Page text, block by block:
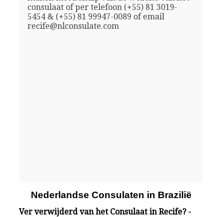
consulaat of per telefoon (+55) 81 3019-
5454 & (+55) 81 99947-0089 of email
recife@nlconsulate.com
Nederlandse Consulaten in Brazilië
Ver verwijderd van het Consulaat in Recife? -